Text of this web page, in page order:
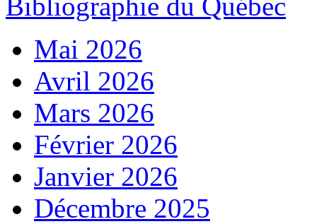
Mai 2026
Avril 2026
Mars 2026
Février 2026
Janvier 2026
Décembre 2025